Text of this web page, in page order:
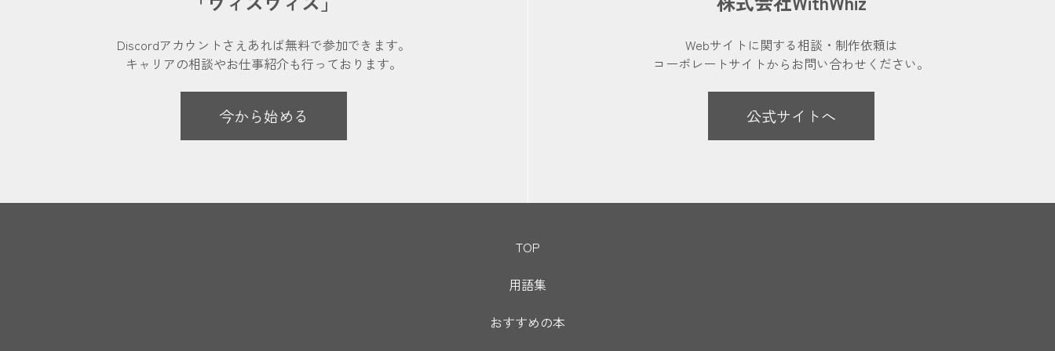
Discordアカウントさえあれば無料で参加できます。
キャリアの相談やお仕事紹介も行っております。
今から始める
Webサイトに関する相談・制作依頼は
コーポレートサイトから お問い合わせください。
公式サイトへ
TOP
用語集
おすすめの本